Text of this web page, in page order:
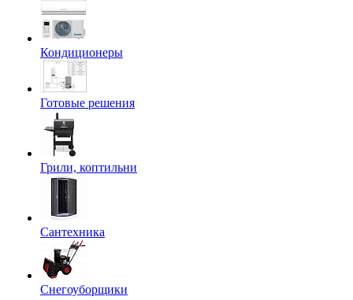
Кондиционеры
Готовые решения
Грили, коптильни
Сантехника
Снегоуборщики